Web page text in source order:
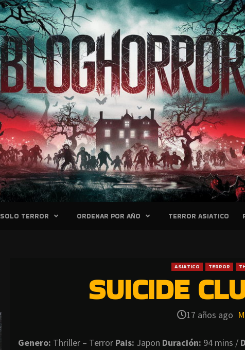
SOLO TERROR ORDENAR POR AÑO TERROR ASIATICO
ASIATICO TERROR
SUICIDE
17 años ago
Genero: Thriller – Terror Pais: Japon Duración: 94 mins /